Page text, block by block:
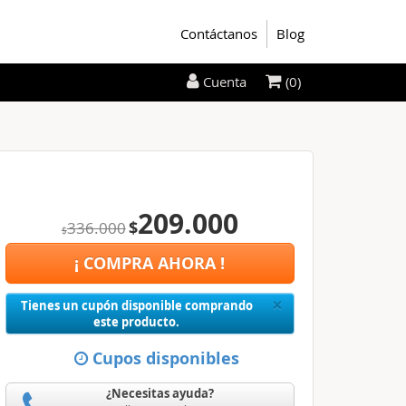
Contáctanos Blog
$336.000$209.000
¡ COMPRA AHORA !
×Close
Tienes un cupón disponible comprando
este producto.
Cupos disponibles
¿Necesitas ayuda?
Cuenta (0)